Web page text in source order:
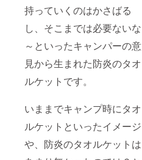
持っていくのはかさばる
し、そこまでは必要ないな
～といったキャンパーの意
見から生まれた防炎のタオ
ルケットです。
いままでキャンプ時にタオ
ルケットといったイメージ
や、防炎のタオルケットは